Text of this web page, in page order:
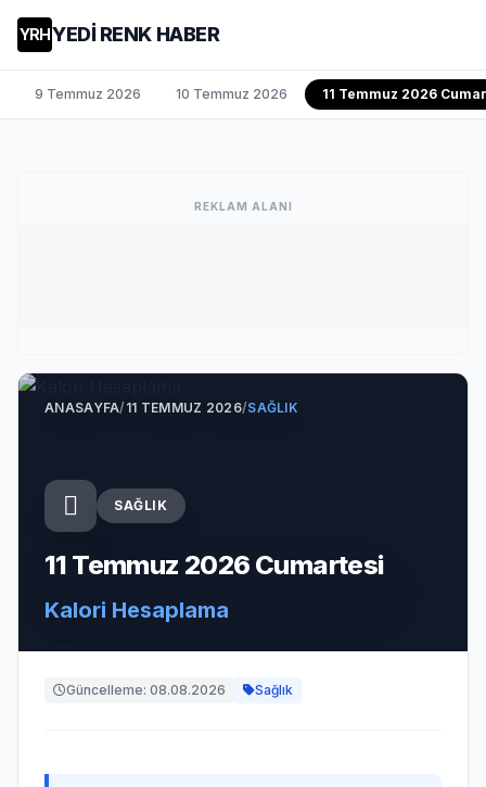
YRHYEDİ RENK HABER
9 Temmuz 2026 10 Temmuz 2026 11 Temmuz 2026
REKLAM ALANI
ANASAYFA/11 TEMMUZ 2026/SAĞLIK
SAĞLIK
11 Temmuz 2026 Cumartesi
Kalori Hesaplama
Güncelleme: 08.08.2026 Sağlık